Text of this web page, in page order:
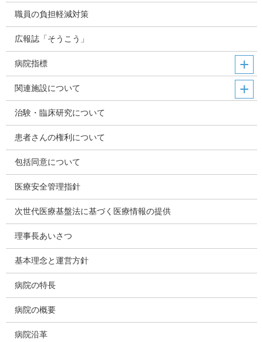
職員の負担軽減対策
広報誌「そうこう」
病院指標
関連施設について
治験・臨床研究について
患者さんの権利について
包括同意について
医療安全管理指針
次世代医療基盤法に基づく医療情報の提供
理事長あいさつ
基本理念と運営方針
病院の特長
病院の概要
病院沿革